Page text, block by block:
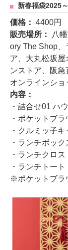
新春福袋2025
価格： 4400円
販売場所：
八
ory The Shop、
ア、大丸松坂
ンストア、阪
オンラインショ
内容：
・詰合せ01 ハ
・ポケットブラ
・クルミッ子
・ランチボッ
・ランチクロ
・ランチトー
※ポケットブラ